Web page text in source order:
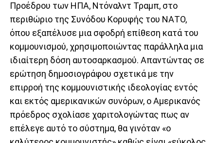
Προέδρου των ΗΠΑ, Ντόναλντ Τραμπ, στο
περιθώριο της Συνόδου Κορυφής του ΝΑΤΟ,
όπου εξαπέλυσε μια σφοδρή επίθεση κατά του
κομμουνισμού, χρησιμοποιώντας παράλληλα μια
ιδιαίτερη δόση αυτοσαρκασμού. Απαντώντας σε
ερώτηση δημοσιογράφου σχετικά με την
επιρροή της κομμουνιστικής ιδεολογίας εντός
και εκτός αμερικανικών συνόρων, ο Αμερικανός
πρόεδρος σχολίασε χαριτολογώντας πως αν
επέλεγε αυτό το σύστημα, θα γινόταν «ο